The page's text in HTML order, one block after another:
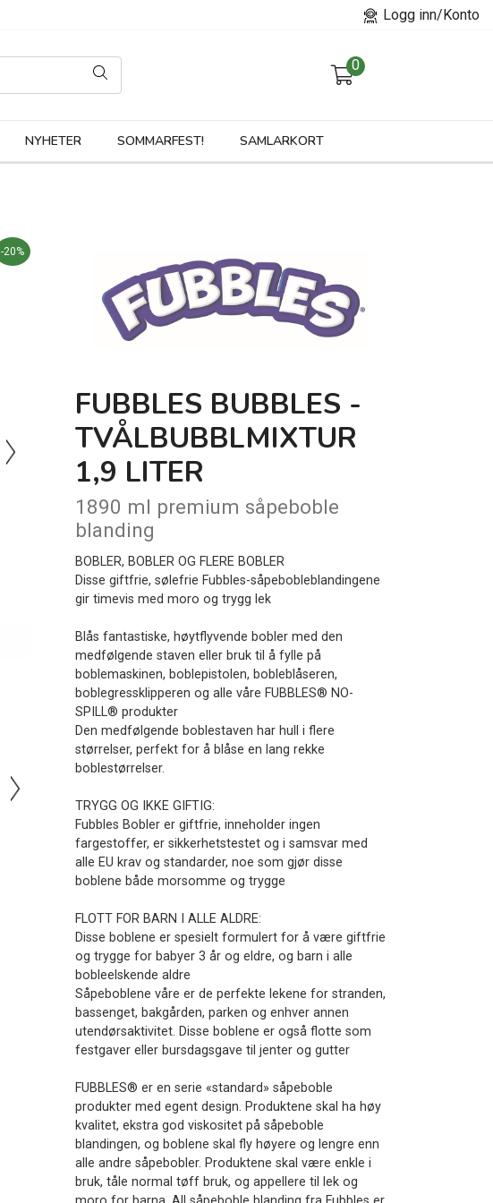
Logg inn/Konto
0
NYHETER SOMMARFEST! SAMLARKORT
-20%
FUBBLES BUBBLES -
TVÅLBUBBLMIXTUR
1,9 LITER
1890 ml premium såpeboble
blanding
BOBLER, BOBLER OG FLERE BOBLER
Disse giftfrie, sølefrie Fubbles-såpebobleblandingene
gir timevis med moro og trygg lek
Blås fantastiske, høytflyvende bobler med den
medfølgende staven eller bruk til å fylle på
boblemaskinen, boblepistolen, bobleblåseren,
boblegressklipperen og alle våre FUBBLES® NO-
SPILL® produkter
Den medfølgende boblestaven har hull i flere
størrelser, perfekt for å blåse en lang rekke
boblestørrelser.
TRYGG OG IKKE GIFTIG:
Fubbles Bobler er giftfrie, inneholder ingen
fargestoffer, er sikkerhetstestet og i samsvar med
alle EU krav og standarder, noe som gjør disse
boblene både morsomme og trygge
FLOTT FOR BARN I ALLE ALDRE:
Disse boblene er spesielt formulert for å være giftfrie
og trygge for babyer 3 år og eldre, og barn i alle
bobleelskende aldre
Såpeboblene våre er de perfekte lekene for stranden,
bassenget, bakgården, parken og enhver annen
utendørsaktivitet. Disse boblene er også flotte som
festgaver eller bursdagsgave til jenter og gutter
FUBBLES® er en serie «standard» såpeboble
produkter med egent design. Produktene skal ha høy
kvalitet, ekstra god viskositet på såpeboble
blandingen, og boblene skal fly høyere og lengre enn
alle andre såpebobler. Produktene skal være enkle i
bruk, tåle normal tøff bruk, og appellere til lek og